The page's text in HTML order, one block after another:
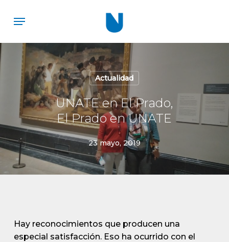
content
Menu
Actualidad
UNATE en El Prado,
El Prado en UNATE
23 mayo, 2019
Hay reconocimientos que producen una
especial satisfacción. Eso ha ocurrido con el